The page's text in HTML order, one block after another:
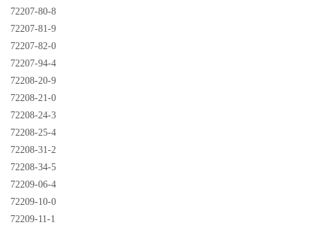
72207-80-8
72207-81-9
72207-82-0
72207-94-4
72208-20-9
72208-21-0
72208-24-3
72208-25-4
72208-31-2
72208-34-5
72209-06-4
72209-10-0
72209-11-1